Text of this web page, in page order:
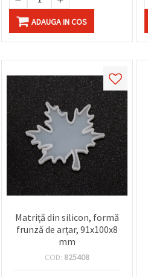
ADAUGA IN COS
Matriță din silicon, formă
frunză de arțar, 91x100x8
mm
COD: 825408